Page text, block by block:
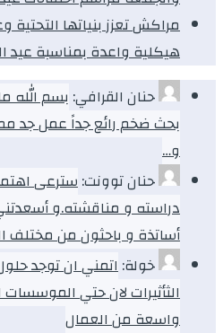
مراكش تعزز بنياتها التحتية
هيكلية واعدة بمناسبة عيد
حنان القرافي: بسم الله
بحث ضخم رائع جداً عمل جد
و…
حنان توونت:سترعى
دراسته و مناقشته.و
أساتذة و باحثون من مختلف
خولة:اتمني ان توجد
الثأثيرات لان حتي
واسعة من العمال